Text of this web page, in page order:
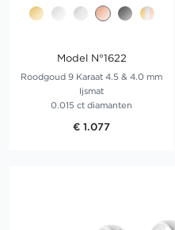
Model N°1622
Roodgoud 9 Karaat 4.5 & 4.0 mm
Ijsmat
0.015 ct diamanten
€ 1.077